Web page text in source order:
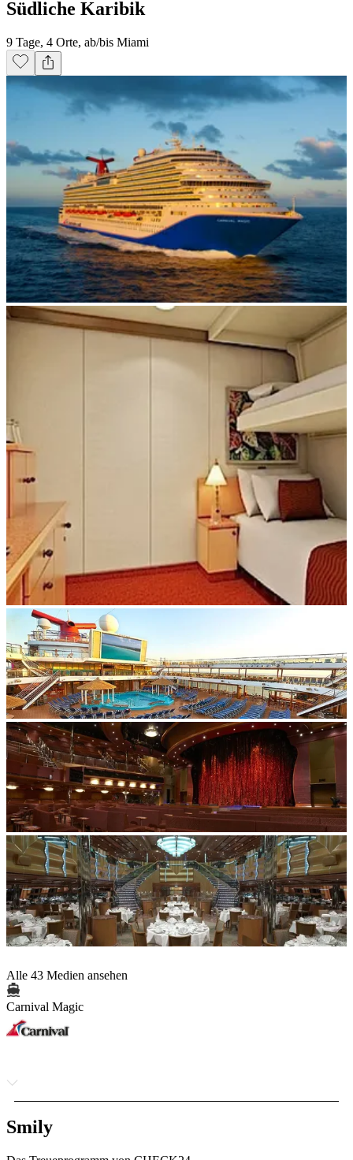
Südliche Karibik
9 Tage, 4 Orte, ab/bis Miami
Alle 43 Medien ansehen
Carnival Magic
Smily